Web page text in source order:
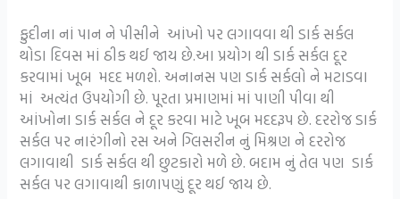
ફુદીના નાં પાન ને પીસીને આંખો પર લગાવવા થી ડાર્ક સર્કલ
થોડા દિવસ માં ઠીક થઈ જાય છે.આ પ્રયોગ થી ડાર્ક સર્કલ દૂર
કરવામાં ખૂબ મદદ મળશે. અનાનસ પણ ડાર્ક સર્કલો ને મટાડવા
માં અત્યંત ઉપયોગી છે. પૂરતા પ્રમાણમાં માં પાણી પીવા થી
આંખોના ડાર્ક સર્કલ ને દૂર કરવા માટે ખૂબ મદદરૂપ છે. દરરોજ ડાર્ક
સર્કલ પર નારંગીનો રસ અને ગ્લિસરીન નું મિશ્રણ ને દરરોજ
લગાવાથી ડાર્ક સર્કલ થી છુટકારો મળે છે. બદામ નું તેલ પણ ડાર્ક
સર્કલ પર લગાવાથી કાળાપણું દૂર થઈ જાય છે.